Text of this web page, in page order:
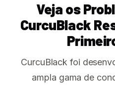
Veja os
CurcuBlack
CurcuBlack foi
ampla gama de